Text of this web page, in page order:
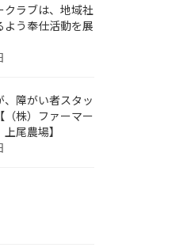
クラブは、地域社
よう奉仕活動を展
、障がい者スタッ
株）ファーマー
尾農場】